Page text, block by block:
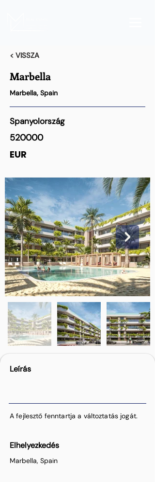
< VISSZA
Marbella
Marbella, Spain
Spanyolország
520000
EUR
Leírás
A fejlesztő fenntartja a változtatás jogát.
Elhelyezkedés
Marbella, Spain